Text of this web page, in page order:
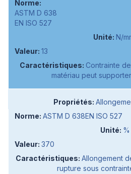
ASTM D 638
EN ISO 527
N/
13
Contrainte
matériau peut
ASTM D 638EN ISO 527
%
370
Allongement
rupture sous